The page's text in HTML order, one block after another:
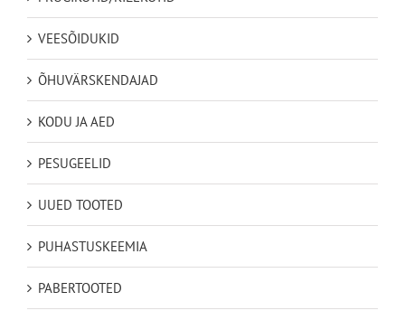
VEESÕIDUKID
ÕHUVÄRSKENDAJAD
KODU JA AED
PESUGEELID
UUED TOOTED
PUHASTUSKEEMIA
PABERTOOTED